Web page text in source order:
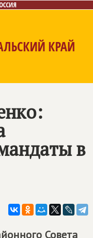
КРАЙ
в
Совета